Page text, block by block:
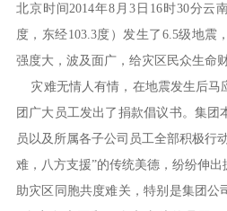
北京时间2014年8月3日16时30分云
度，东经103.3度）发生了6.5级地震
强度大，波及面广，给灾区民众生命
灾难无情人有情，在地震发生后马
团广大员工发出了捐款倡议书。集团
员以及所属各子公司员工全部积极行
难，八方支援”的传统美德，纷纷伸
助灾区同胞共度难关，特别是集团公